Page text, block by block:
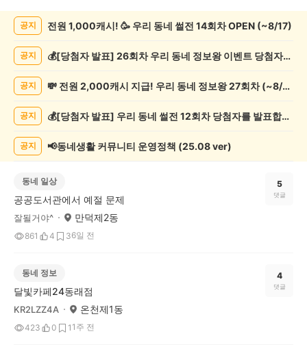
목
공지 전원 1,000캐시! 🥳 우리 동네 썰전 14회차 OPEN (~8/17)
공지 💰[당첨자 발표] 26회차 우리 동네 정보왕 이벤트 당첨자를 발표합니다!
공지 💸 전원 2,000캐시 지급! 우리 동네 정보왕 27회차 (~8/10)
공지 💰[당첨자 발표] 우리 동네 썰전 12회차 당첨자를 발표합니다!
공지 📢동네생활 커뮤니티 운영정책 (25.08 ver)
동네 일상
공공도서관에서 예절 문제
잘될거야^ 만덕제2동
861 4 36일 전
5
댓글
동네 정보
달빛카페24동래점
KR2LZZ4A 온천제1동
423 0 1 1주 전
4
댓글